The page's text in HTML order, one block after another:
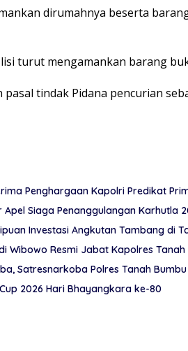
dirumahnya beserta
turut mengamankan barang
tindak Pidana pencurian
Penghargaan Kapolri Predikat
Apel Siaga Penanggulangan Karhutla
Wibowo Resmi Jabat Kapolres
Satresnarkoba Polres Tanah
2026 Hari Bhayangkara ke-80